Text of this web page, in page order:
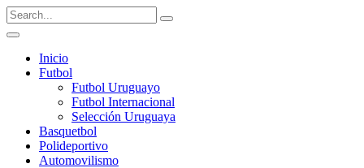
Inicio
Futbol
Futbol Uruguayo
Futbol Internacional
Selección Uruguaya
Basquetbol
Polideportivo
Automovilismo